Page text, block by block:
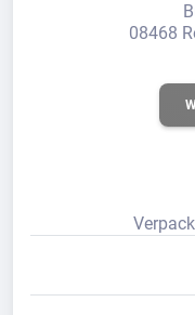
08468